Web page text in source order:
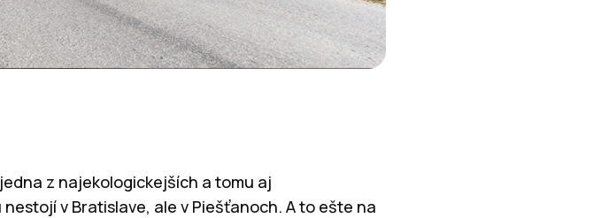
z najekologickejších a tomu aj
v Bratislave, ale v Piešťanoch. A to ešte na